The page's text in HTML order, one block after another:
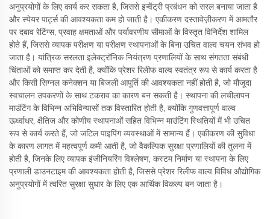
अनुप्रयोगों के लिए कार्य कर सकता है, जिससे इन्वेंट्री प्रबंधन को सरल बनाया जाता है
और स्पेयर पार्ट्स की आवश्यकता कम हो जाती है। एकीकरण दस्तावेज़ीकरण में आमतौर
पर दबाव रेटिंग्स, प्रवाह क्षमताओं और पर्यावरणीय सीमाओं के विस्तृत विनिर्देश शामिल
होते हैं, जिससे व्यापक परीक्षण या परीक्षण स्थापनाओं के बिना उचित वाल्व चयन संभव हो
जाता है। यांत्रिक सरलता इलेक्ट्रॉनिक नियंत्रण प्रणालियों के साथ संगतता संबंधी
चिंताओं को समाप्त कर देती है, क्योंकि प्रेशर रिलीफ वाल्व स्वतंत्र रूप से कार्य करता है
और किसी सिग्नल कनेक्शन या बिजली आपूर्ति की आवश्यकता नहीं होती है, जो मौजूदा
स्वचालन उपकरणों के साथ टकराव का कारण बन सकती है। स्थापना की लचीलापन
माउंटिंग के विभिन्न अभिविन्यासों तक विस्तारित होती है, क्योंकि गुणवत्तापूर्ण वाल्व
ऊर्ध्वाधर, क्षैतिज और कोणीय स्थापनाओं सहित विभिन्न माउंटिंग स्थितियों में भी उचित
रूप से कार्य करते हैं, जो जटिल पाइपिंग व्यवस्थाओं में सामान्य हैं। एकीकरण की सुविधा
के कारण लागत में महत्वपूर्ण कमी आती है, जो वैकल्पिक सुरक्षा प्रणालियों की तुलना में
होती है, जिनके लिए व्यापक इंजीनियरिंग विश्लेषण, कस्टम निर्माण या स्थापना के लिए
प्रणाली डाउनटाइम की आवश्यकता होती है, जिससे प्रेशर रिलीफ वाल्व विविध औद्योगिक
अनुप्रयोगों में त्वरित सुरक्षा सुधार के लिए एक आर्थिक विकल्प बन जाता है।